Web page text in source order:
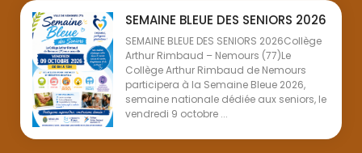
SEMAINE BLEUE DES SENIORS 2026
SEMAINE BLEUE DES SENIORS 2026Collège
Arthur Rimbaud – Nemours (77)Le
Collège Arthur Rimbaud de Nemours
participera à la Semaine Bleue 2026,
semaine nationale dédiée aux seniors, le
vendredi 9 octobre ...